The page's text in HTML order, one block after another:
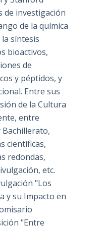
de investigación
de la química
síntesis
bioactivos,
de
y péptidos, y
Entre sus
de la Cultura
entre
Bachillerato,
científicas,
redondas,
etc.
"Los
y su Impacto en
"Entre